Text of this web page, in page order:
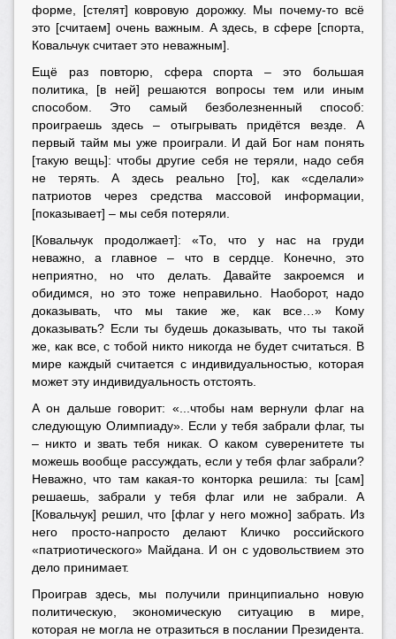
форме, [стелят] ковровую дорожку. Мы почему-то всё
это [считаем] очень важным. А здесь, в сфере [спорта,
Ковальчук считает это неважным].
Ещё раз повторю, сфера спорта – это большая
политика, [в ней] решаются вопросы тем или иным
способом. Это самый безболезненный способ:
проиграешь здесь – отыгрывать придётся везде. А
первый тайм мы уже проиграли. И дай Бог нам понять
[такую вещь]: чтобы другие себя не теряли, надо себя
не терять. А здесь реально [то], как «сделали»
патриотов через средства массовой информации,
[показывает] – мы себя потеряли.
[Ковальчук продолжает]: «То, что у нас на груди
неважно, а главное – что в сердце. Конечно, это
неприятно, но что делать. Давайте закроемся и
обидимся, но это тоже неправильно. Наоборот, надо
доказывать, что мы такие же, как все…» Кому
доказывать? Если ты будешь доказывать, что ты такой
же, как все, с тобой никто никогда не будет считаться. В
мире каждый считается с индивидуальностью, которая
может эту индивидуальность отстоять.
А он дальше говорит: «...чтобы нам вернули флаг на
следующую Олимпиаду». Если у тебя забрали флаг, ты
– никто и звать тебя никак. О каком суверенитете ты
можешь вообще рассуждать, если у тебя флаг забрали?
Неважно, что там какая-то конторка решила: ты [сам]
решаешь, забрали у тебя флаг или не забрали. А
[Ковальчук] решил, что [флаг у него можно] забрать. Из
него просто-напросто делают Кличко российского
«патриотического» Майдана. И он с удовольствием это
дело принимает.
Проиграв здесь, мы получили принципиально новую
политическую, экономическую ситуацию в мире,
которая не могла не отразиться впослании Президента